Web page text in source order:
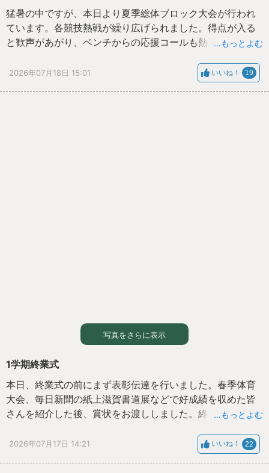
猛暑の中ですが、本日より夏季総体ブロック大会が行われ
ています。各競技熱戦が繰り広げられました。得点が入る
と歓声があがり、ベンチからの応援コールも熱を帯びま
れました。
…もっとよむ
2026年07月18日 15:01 いいね！ 19
写真をさらに表示
1学期終業式
本日、終業式の前にまず表彰伝達を行いました。春季体育
大会、毎日新聞の紙上滋賀書道展などで好成績を収めた皆
さんを紹介した後、賞状をお渡ししました。終業式では校
らは夏休みの生活の具体的な注意点について話がありまし
た。また、生徒会からは２学期の行事等について説明もあ
…もっとよむ
2026年07月17日 14:21 いいね！ 22